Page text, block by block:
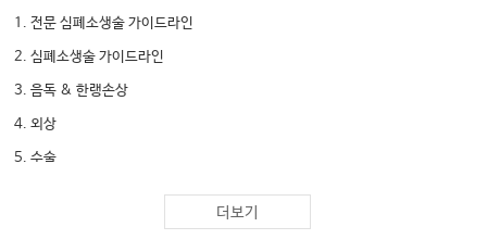
1. 전문 심폐소생술 가이드라인
2. 심폐소생술 가이드라인
3. 음독 & 한랭손상
4. 외상
5. 수술
더보기